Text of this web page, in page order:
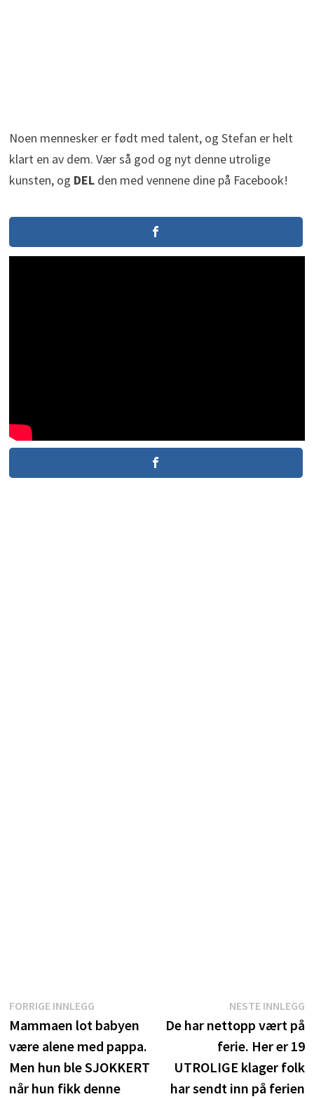
Noen mennesker er født med talent, og Stefan er helt
klart en av dem. Vær så god og nyt denne utrolige
kunsten, og DELden med vennene dine på Facebook!
Innleggsnavigasjon
FORRIGE INNLEGGForrige
innlegg:
Mammaen lot babyen
være alene med pappa.
Men hun ble SJOKKERT
når hun fikk denne
NESTE INNLEGG
De har nettopp vært på
ferie. Her er 19
UTROLIGE klager folk
har sendt inn på ferien